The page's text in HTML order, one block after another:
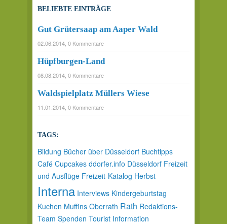
BELIEBTE EINTRÄGE
Gut Grütersaap am Aaper Wald
02.06.2014, 0 Kommentare
Hüpfburgen-Land
08.08.2014, 0 Kommentare
Waldspielplatz Müllers Wiese
11.01.2014, 0 Kommentare
TAGS:
Bildung Bücher über Düsseldorf Buchtipps
Café Cupcakes ddorfer.info Düsseldorf Freizeit
und Ausflüge Freizeit-Katalog Herbst
Interna Interviews Kindergeburtstag
Kuchen Muffins Oberrath Rath Redaktions-
Team Spenden Tourist Information